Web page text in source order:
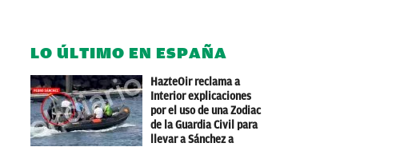
LO ÚLTIMO EN ESPAÑA
HazteOir reclama a
Interior explicaciones
por el uso de una Zodiac
de la Guardia Civil para
llevar a Sánchez a